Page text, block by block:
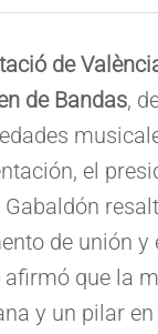
de
de Bandas,
el
Gabaldón
de unión
afirmó que la
y un pilar